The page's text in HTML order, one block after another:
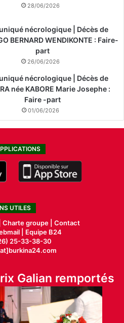
28/06/2026
nécrologique | Décès de
BERNARD WENDIKONTE : Faire-
part
26/06/2026
nécrologique | Décès de
née KABORE Marie Josephe :
Faire -part
01/06/2026
UTILES
Charte groupe | Contact
|
Equipe B24
25-33-38-30
Galian remportés